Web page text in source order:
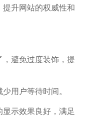
升网站的权威性和
避免过度装饰，提
用户等待时间。
示效果良好，满足